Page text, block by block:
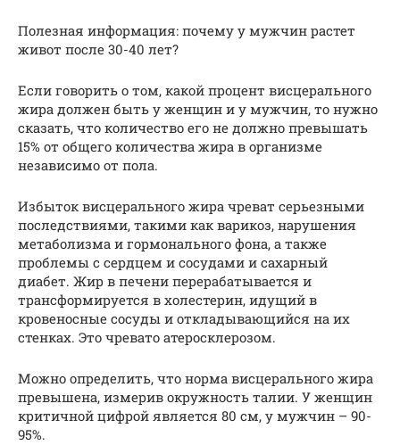
Полезная информация: почему у мужчин растет
живот после 30-40 лет?
Если говорить о том, какой процент висцерального
жира должен быть у женщин и у мужчин, то нужно
сказать, что количество его не должно превышать
15% от общего количества жира в организме
независимо от пола.
Избыток висцерального жира чреват серьезными
последствиями, такими как варикоз, нарушения
метаболизма и гормонального фона, а также
проблемы с сердцем и сосудами и сахарный
диабет. Жир в печени перерабатывается и
трансформируется в холестерин, идущий в
кровеносные сосуды и откладывающийся на их
стенках. Это чревато атеросклерозом.
Можно определить, что норма висцерального жира
превышена, измерив окружность талии. У женщин
критичной цифрой является 80 см, у мужчин – 90-
95%.